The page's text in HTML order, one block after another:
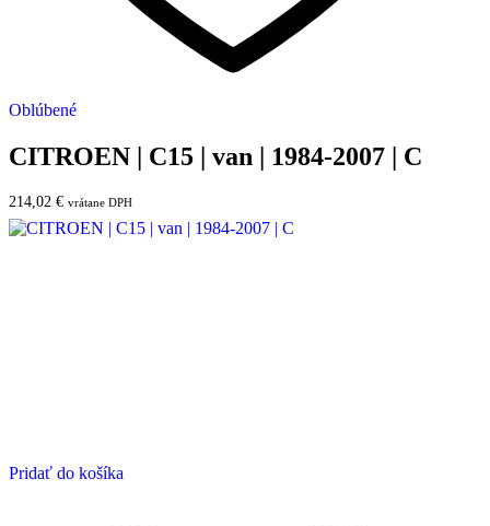
Oblúbené
CITROEN | C15 | van | 1984-2007 | C
214,02 € vrátane DPH
Pridať do košíka